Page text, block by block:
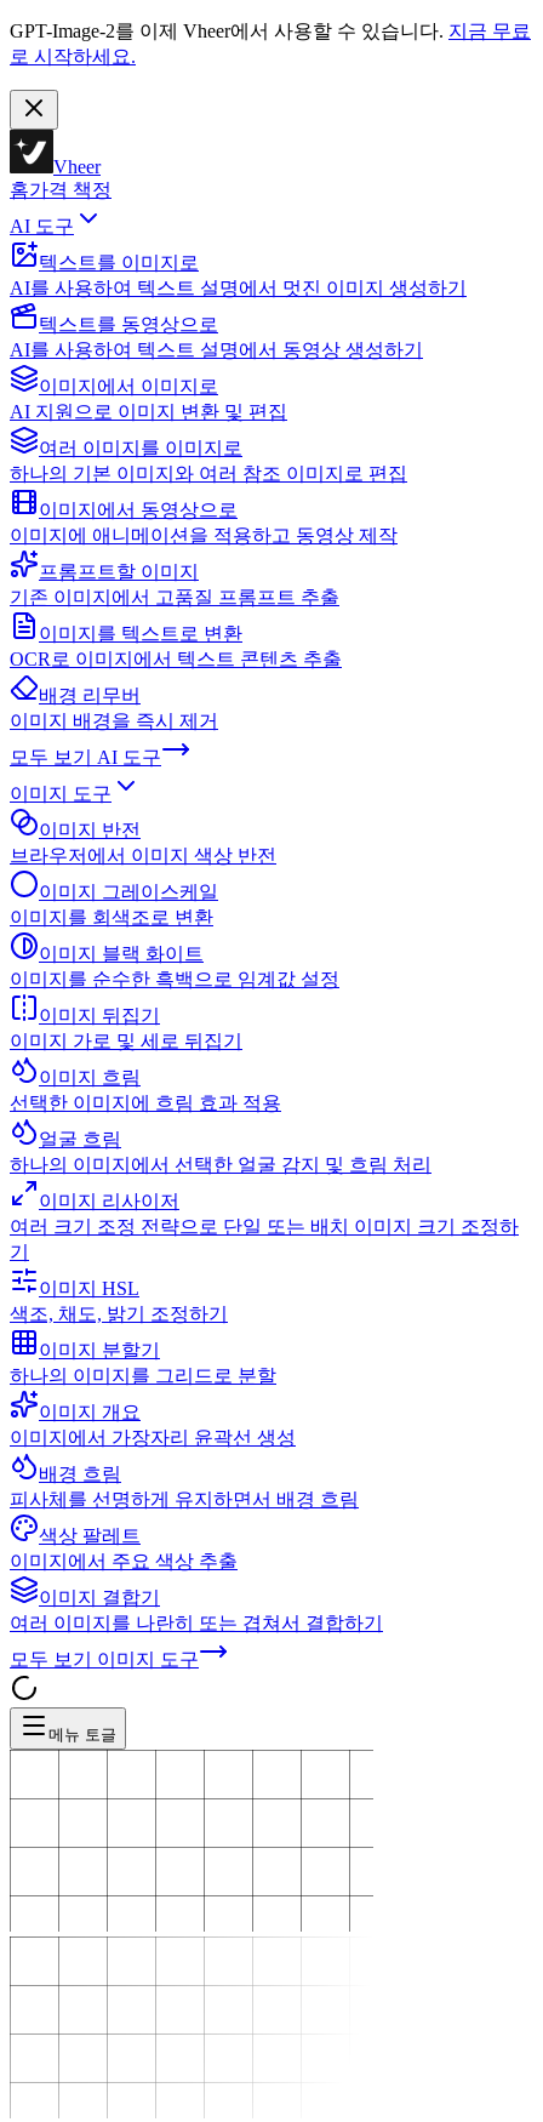
GPT-Image-2를 이제 Vheer에서 사용할 수 있습니다. 지금 무료
로 시작하세요.
Vheer
홈가격 책정
AI 도구
텍스트를 이미지로
AI를 사용하여 텍스트 설명에서 멋진 이미지 생성하기
텍스트를 동영상으로
AI를 사용하여 텍스트 설명에서 동영상 생성하기
이미지에서 이미지로
AI 지원으로 이미지 변환 및 편집
여러 이미지를 이미지로
하나의 기본 이미지와 여러 참조 이미지로 편집
이미지에서 동영상으로
이미지에 애니메이션을 적용하고 동영상 제작
프롬프트할 이미지
기존 이미지에서 고품질 프롬프트 추출
이미지를 텍스트로 변환
OCR로 이미지에서 텍스트 콘텐츠 추출
배경 리무버
이미지 배경을 즉시 제거
모두 보기
AI 도구
이미지 도구
이미지 반전
브라우저에서 이미지 색상 반전
이미지 그레이스케일
이미지를 회색조로 변환
이미지 블랙 화이트
이미지를 순수한 흑백으로 임계값 설정
이미지 뒤집기
이미지 가로 및 세로 뒤집기
이미지 흐림
선택한 이미지에 흐림 효과 적용
얼굴 흐림
하나의 이미지에서 선택한 얼굴 감지 및 흐림 처리
이미지 리사이저
여러 크기 조정 전략으로 단일 또는 배치 이미지 크기 조정하
기
이미지 HSL
색조, 채도, 밝기 조정하기
이미지 분할기
하나의 이미지를 그리드로 분할
이미지 개요
이미지에서 가장자리 윤곽선 생성
배경 흐림
피사체를 선명하게 유지하면서 배경 흐림
색상 팔레트
이미지에서 주요 색상 추출
이미지 결합기
여러 이미지를 나란히 또는 겹쳐서 결합하기
모두 보기
이미지 도구
메뉴 토글